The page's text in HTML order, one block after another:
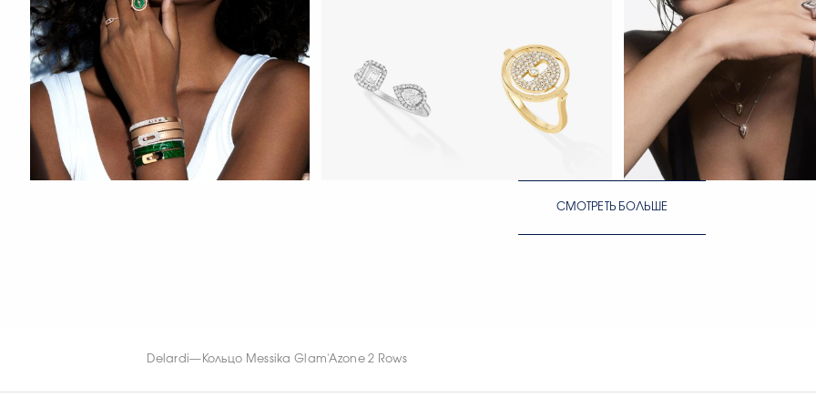
СМОТРЕТЬ СЕЙЧАС
Move Link
СМОТРЕТЬ СЕЙЧАС
СМОТРЕТЬ БОЛЬШЕ
Delardi— Кольцо Messika Glam'Azone 2 Rows